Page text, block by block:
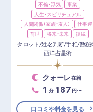
不倫・浮気
事業
人生・スピリチュアル
人間関係（家族・友人）
仕事運
前世
将来・未来 復縁
タロット/姓名判断/手相/数秘
西洋占星術
クォーレ在籍
1 分 187 円〜
口コミや料金を見る